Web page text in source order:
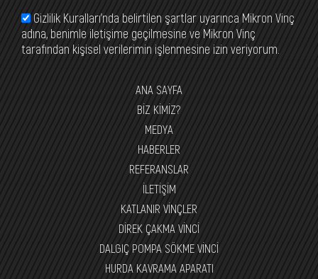
Gizlilik Kuralları’nda belirtilen şartlar uyarınca Mikron Vinç
adına, benimle iletişime geçilmesine ve Mikron Vinç
tarafından kişisel verilerimin işlenmesine izin veriyorum.
ANA SAYFA
BİZ KİMİZ?
MEDYA
HABERLER
REFERANSLAR
İLETİŞİM
KATLANIR VİNÇLER
DİREK ÇAKMA VİNCİ
DALGIÇ POMPA SÖKME VİNCİ
HURDA KAVRAMA APARATI